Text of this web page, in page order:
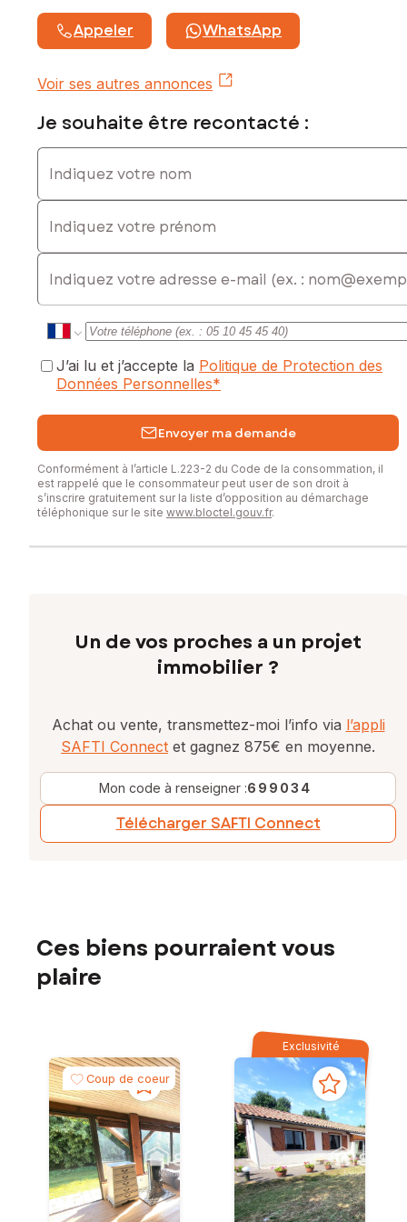
Appeler WhatsApp
Voir ses autres annonces
Je souhaite être recontacté :
Indiquez votre nom
Indiquez votre prénom
E-mail
J’ai lu et j’accepte la Politique de Protection des
Données Personnelles*
Envoyer ma demande
Conformément à l’article L.223-2 du Code de la consommation, il
est rappelé que le consommateur peut user de son droit à
s’inscrire gratuitement sur la liste d’opposition au démarchage
téléphonique sur le site www.bloctel.gouv.fr.
Un de vos proches a un projet
immobilier ?
Achat ou vente, transmettez-moi l’info via l’appli
SAFTI Connect et gagnez 875€ en moyenne.
Mon code à renseigner :699034
Télécharger SAFTI Connect
Ces biens pourraient vous
plaire
Coup de coeur
Exclusivité